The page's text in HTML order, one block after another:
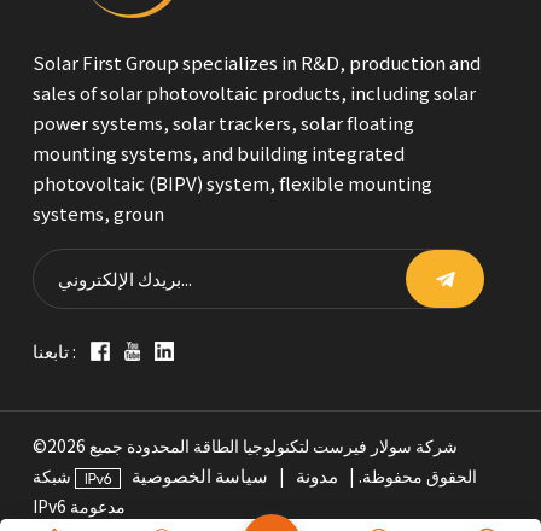
Solar First Group specializes in R&D, production and
sales of solar photovoltaic products, including solar
power systems, solar trackers, solar floating
mounting systems, and building integrated
photovoltaic (BIPV) system, flexible mounting
systems, groun
تابعنا :
©2026 شركة سولار فيرست لتكنولوجيا الطاقة المحدودة جميع
الحقوق محفوظة. |
مدونة سياسة الخصوصية
شبكة
IPv6 مدعومة